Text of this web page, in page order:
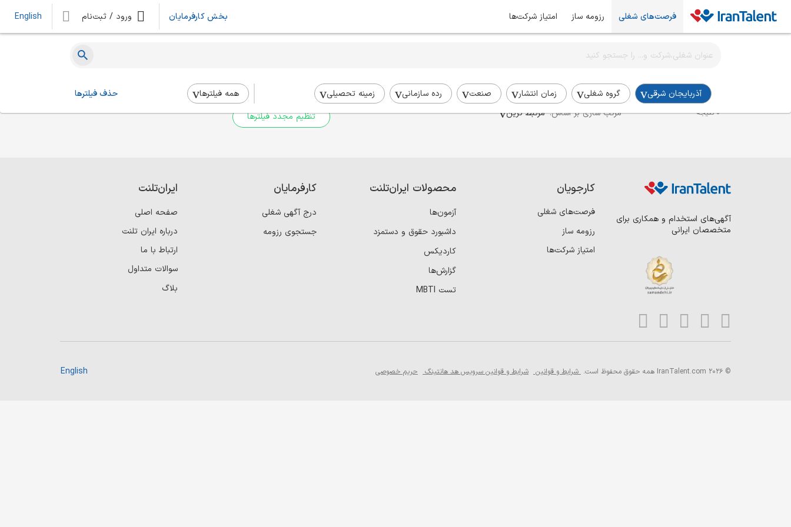
فرصت‌های شغلی رزومه ساز امتیاز شرکت‌ها بخش کارفرمایان ورود / ثبت‌نام English
آذربایجان شرقی گروه شغلی زمان انتشار صنعت رده سازمانی زمینه تحصیلی همه فیلتر‌ها حذف فیلترها
اطلاع‌رسانی شغلی را برای این جستجو فعال کنید
استخدام برنامه نویس دات نت در آذربایجان-شرقی
0 نتیجه مرتب سازی بر اساس: مرتبط ترین
برای جستجوی جامع‌تر از فیلترهای بالا استفاده کنید.
تنظیم مجدد فیلترها
آگهی‌های استخدام و همکاری برای
متخصصان ایرانی
کارجویان
فرصت‌های شغلی
رزومه ساز
امتیاز شرکت‌ها
محصولات ایران‌تلنت
آزمون‌ها
داشبورد حقوق و دستمزد
کاردیکس
گزارش‌ها
تست MBTI
کارفرمایان
درج آگهی شغلی
جستجوی رزومه
ایران‌تلنت
صفحه اصلی
درباره ایران تلنت
ارتباط با ما
سوالات متداول
بلاگ
© 2026 IranTalent.com همه حقوق محفوظ است. شرایط و قوانین شرایط و قوانین سرویس هد هانتینگ حریم خصوصی English